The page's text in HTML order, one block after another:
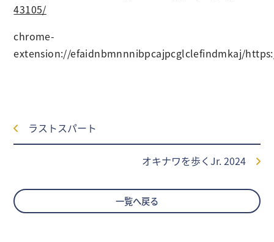
43105/
chrome-
extension://efaidnbmnnnibpcajpcglclefindmkaj/
ラストスパート
オキナワを歩くJr. 2024
一覧へ戻る